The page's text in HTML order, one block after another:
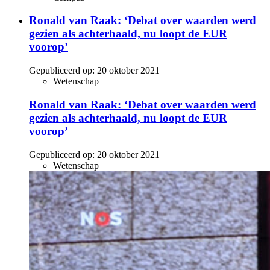
Ronald van Raak: ‘Debat over waarden werd
gezien als achterhaald, nu loopt de EUR
voorop’
Gepubliceerd op: 20 oktober 2021
Wetenschap
Ronald van Raak: ‘Debat over waarden werd
gezien als achterhaald, nu loopt de EUR
voorop’
Gepubliceerd op: 20 oktober 2021
Wetenschap